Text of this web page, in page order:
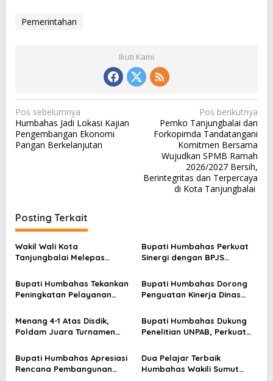
Pemerintahan
Ikuti Kami
N
a
v
s
i
p
o
s
Pos sebelumnya
Humbahas Jadi Lokasi Kajian
Pengembangan Ekonomi
Pangan Berkelanjutan
Pos berikutnya
Pemko Tanjungbalai dan
Forkopimda Tandatangani
Komitmen Bersama
Wujudkan SPMB Ramah
2026/2027 Bersih,
Berintegritas dan Terpercaya
di Kota Tanjungbalai
Posting Terkait
Wakil Wali Kota
Tanjungbalai Melepas
Kontingen Pramuka
Tanjungbalai Ikuti Jamnas
XII di Cibubur
Bupati Humbahas Perkuat
Sinergi dengan BPJS
Perluas Perlindungan
Pekerja
Bupati Humbahas Tekankan
Peningkatan Pelayanan
Utamakan Profesionalisme
dan Integritas
Bupati Humbahas Dorong
Penguatan Kinerja Dinas
SDM Berkualitas
Menang 4-1 Atas Disdik,
Poldam Juara Turnamen
Bupati Humbahas Dukung
Penelitian UNPAB, Perkuat
Toba
Bupati Humbahas Apresiasi
Rencana Pembangunan
Dua Pelajar Terbaik
Humbahas Wakili Sumut